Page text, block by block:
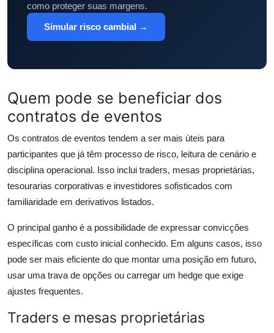
como proteger suas margens.
Simular risco cambial →
Quem pode se beneficiar dos
contratos de eventos
Os contratos de eventos tendem a ser mais úteis para
participantes que já têm processo de risco, leitura de cenário e
disciplina operacional. Isso inclui traders, mesas proprietárias,
tesourarias corporativas e investidores sofisticados com
familiaridade em derivativos listados.
O principal ganho é a possibilidade de expressar convicções
específicas com custo inicial conhecido. Em alguns casos, isso
pode ser mais eficiente do que montar uma posição em futuro,
usar uma trava de opções ou carregar um hedge que exige
ajustes frequentes.
Traders e mesas proprietárias